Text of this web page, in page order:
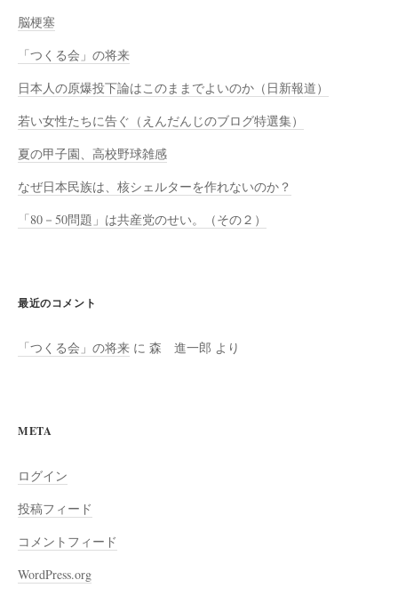
脳梗塞
「つくる会」の将来
日本人の原爆投下論はこのままでよいのか（日新報道）
若い女性たちに告ぐ（えんだんじのブログ特選集）
夏の甲子園、高校野球雑感
なぜ日本民族は、核シェルターを作れないのか？
「80－50問題」は共産党のせい。（その２）
最近のコメント
「つくる会」の将来 に 森 進一郎 より
META
ログイン
投稿フィード
コメントフィード
WordPress.org